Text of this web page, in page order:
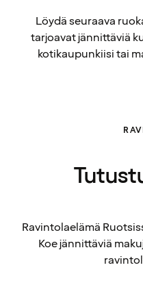
Löydä seuraava
tarjoavat jännittäviä
kotikaupunkiisi tai
Ravintolaelämä
Koe jännittäviä